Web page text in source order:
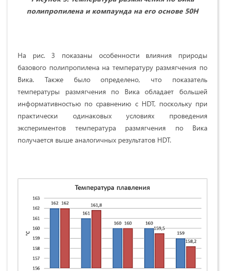
полипропилена и компаунда на его основе 50Н
На рис. 3 показаны особенности влияния природы
базового полипропилена на температуру размягчения по
Вика. Также было определено, что показатель
температуры размягчения по Вика обладает большей
информативностью по сравнению с HDT, поскольку при
практически одинаковых условиях проведения
экспериментов температура размягчения по Вика
получается выше аналогичных результатов HDT.